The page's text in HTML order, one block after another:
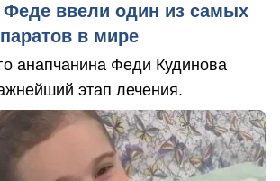
Феде ввели один из самых
в мире
анапчанина Феди Кудинова
этап лечения.